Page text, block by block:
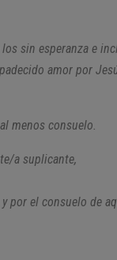
sin esperanza e
amor por
menos consuelo.
a suplicante,
por el consuelo de